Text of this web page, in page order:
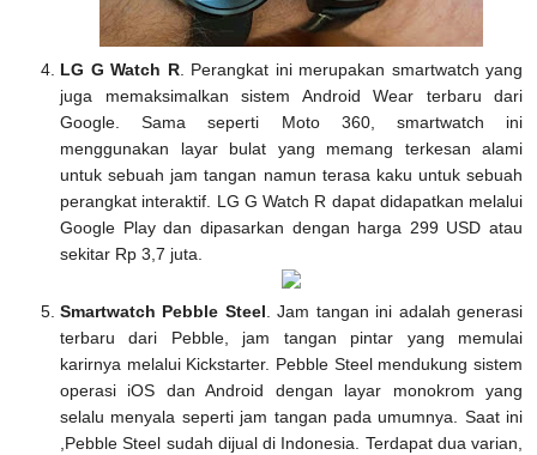
LG G Watch R. Perangkat ini merupakan smartwatch yang
juga memaksimalkan sistem Android Wear terbaru dari
Google. Sama seperti Moto 360, smartwatch ini
menggunakan layar bulat yang memang terkesan alami
untuk sebuah jam tangan namun terasa kaku untuk sebuah
perangkat interaktif. LG G Watch R dapat didapatkan melalui
Google Play dan dipasarkan dengan harga 299 USD atau
sekitar Rp 3,7 juta.
Smartwatch Pebble Steel . Jam tangan ini adalah generasi
terbaru dari Pebble, jam tangan pintar yang memulai
karirnya melalui Kickstarter. Pebble Steel mendukung sistem
operasi iOS dan Android dengan layar monokrom yang
selalu menyala seperti jam tangan pada umumnya. Saat ini
,Pebble Steel sudah dijual di Indonesia. Terdapat dua varian,